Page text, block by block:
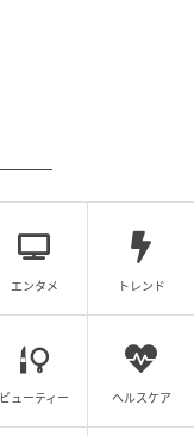
エンタメ トレンド
ビューティー ヘルスケア